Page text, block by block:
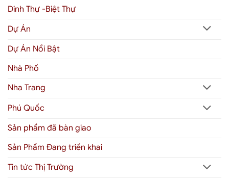
Dinh Thự -Biệt Thự
Dự Án
Dự Án Nổi Bật
Nhà Phố
Nha Trang
Phú Quốc
Sản phẩm đã bàn giao
Sản Phẩm Đang triển khai
Tin tức Thị Trường